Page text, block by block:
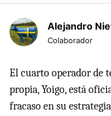
Alejandro
Colaborador
El cuarto operador de
propia, Yoigo, está
fracaso en su estrategia